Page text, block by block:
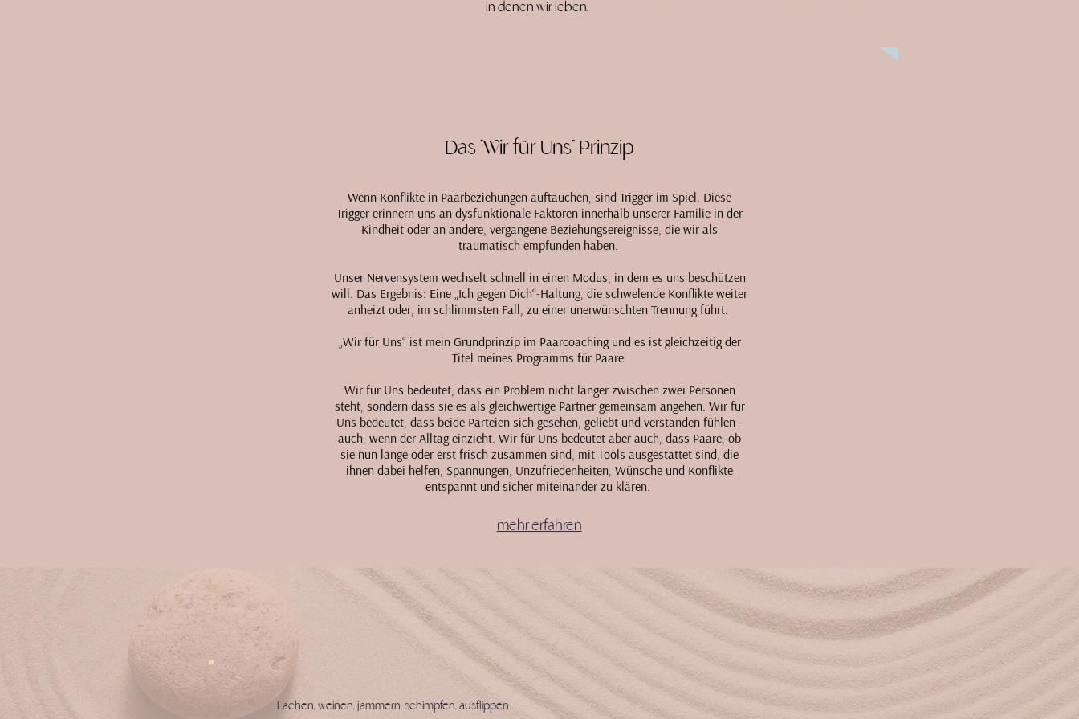
in denen wir leben.
Das "Wir für Uns" Prinzip
Wenn Konflikte in Paarbeziehungen auftauchen, sind Trigger im Spiel. Diese
Trigger erinnern uns an dysfunktionale Faktoren innerhalb unserer Familie in der
Kindheit oder an andere, vergangene Beziehungsereignisse, die wir als
traumatisch empfunden haben.
Unser Nervensystem wechselt schnell in einen Modus, in dem es uns beschützen
will. Das Ergebnis: Eine „Ich gegen Dich“-Haltung, die schwelende Konflikte weiter
anheizt oder, im schlimmsten Fall, zu einer unerwünschten Trennung führt.
„Wir für Uns“ ist mein Grundprinzip im Paarcoaching und es ist gleichzeitig der
Titel meines Programms für Paare.
Wir für Uns bedeutet, dass ein Problem nicht länger zwischen zwei Personen
steht, sondern dass sie es als gleichwertige Partner gemeinsam angehen. Wir für
Uns bedeutet, dass beide Parteien sich gesehen, geliebt und verstanden fühlen -
auch, wenn der Alltag einzieht. Wir für Uns bedeutet aber auch, dass Paare, ob
sie nun lange oder erst frisch zusammen sind, mit Tools ausgestattet sind, die
ihnen dabei helfen, Spannungen, Unzufriedenheiten, Wünsche und Konflikte
entspannt und sicher miteinander zu klären.
mehr erfahren
Lachen, weinen, jammern, schimpfen, ausflippen